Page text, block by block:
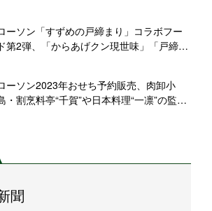
サリースタンド」抽選プレゼント
ーソン「すずめの戸締まり」コラボフー
ド第2弾、「からあげクン現世味」「戸締ま
ーソン2023年おせち予約販売、肉卸小
・割烹料亭“千賀”や日本料理“一凛”の監修
聞